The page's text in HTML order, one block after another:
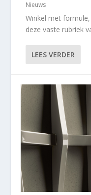
Nieuws
Winkel met
deze vaste rubriek
LEES VERDER